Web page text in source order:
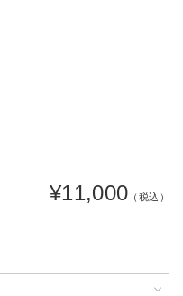
¥11,000 （税込）